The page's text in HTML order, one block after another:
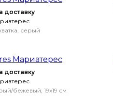
доставку
серый
доставку
бежевый, 19x19 см